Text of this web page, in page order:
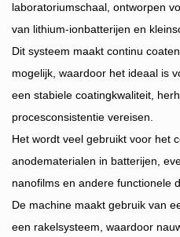
laboratoriumschaal, ontworpen
van lithium-ionbatterijen en
Dit systeem maakt continu
mogelijk, waardoor het ideaal is
een stabiele coatingkwaliteit,
procesconsistentie vereisen.
Het wordt veel gebruikt voor het
anodematerialen in batterijen,
nanofilms en andere functionele
De machine maakt gebruik van
een rakelsysteem, waardoor